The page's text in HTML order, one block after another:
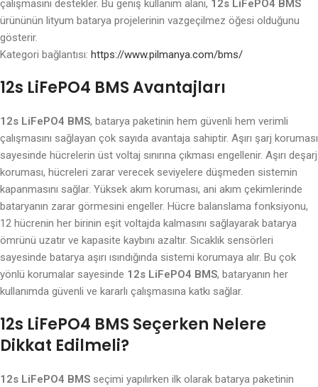
çalışmasını destekler. Bu geniş kullanım alanı, 12s LiFePO4 BMS
ürününün lityum batarya projelerinin vazgeçilmez öğesi olduğunu
gösterir.
Kategori bağlantısı: https://www.pilmanya.com/bms/
12s LiFePO4 BMS Avantajları
12s LiFePO4 BMS, batarya paketinin hem güvenli hem verimli
çalışmasını sağlayan çok sayıda avantaja sahiptir. Aşırı şarj koruması
sayesinde hücrelerin üst voltaj sınırına çıkması engellenir. Aşırı deşarj
koruması, hücreleri zarar verecek seviyelere düşmeden sistemin
kapanmasını sağlar. Yüksek akım koruması, ani akım çekimlerinde
bataryanın zarar görmesini engeller. Hücre balanslama fonksiyonu,
12 hücrenin her birinin eşit voltajda kalmasını sağlayarak batarya
ömrünü uzatır ve kapasite kaybını azaltır. Sıcaklık sensörleri
sayesinde batarya aşırı ısındığında sistemi korumaya alır. Bu çok
yönlü korumalar sayesinde 12s LiFePO4 BMS, bataryanın her
kullanımda güvenli ve kararlı çalışmasına katkı sağlar.
12s LiFePO4 BMS Seçerken Nelere
Dikkat Edilmeli?
12s LiFePO4 BMS seçimi yapılırken ilk olarak batarya paketinin